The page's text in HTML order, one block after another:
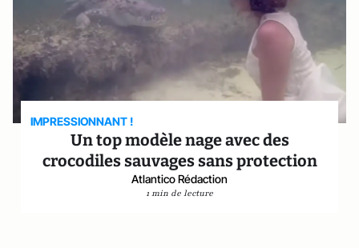
IMPRESSIONNANT !
Un top modèle nage avec des
crocodiles sauvages sans protection
Atlantico Rédaction
1 min de lecture